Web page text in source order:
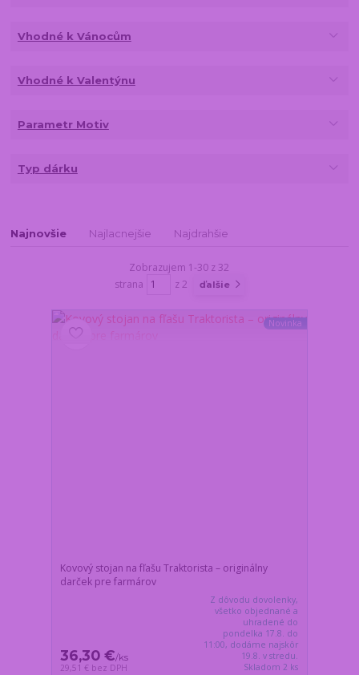
Vhodné k Vánocům
Vhodné k Valentýnu
Parametr Motiv
Typ dárku
Najnovšie Najlacnejšie Najdrahšie
Zobrazujem 1-30 z 32
strana
z 2 ďalšie
Novinka
Kovový stojan na fľašu Traktorista – originálny
darček pre farmárov
36,30 €/ks
29,51 € bez DPH
Z dôvodu dovolenky,
všetko objednané a
uhradené do
pondelka 17.8. do
11:00, dodáme najskôr
19.8. v stredu.
Skladom 2 ks